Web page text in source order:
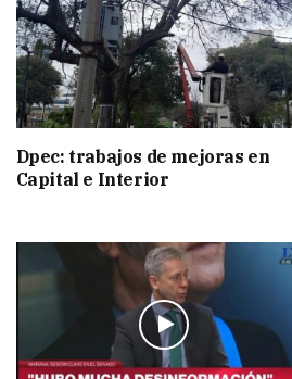
Dpec: trabajos de mejoras en
Capital e Interior